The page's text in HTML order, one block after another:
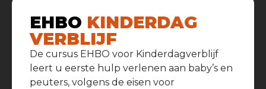
EHBO KINDERDAG
VERBLIJF
De cursus EHBO voor Kinderdagverblijf
leert u eerste hulp verlenen aan baby’s en
peuters, volgens de eisen voor